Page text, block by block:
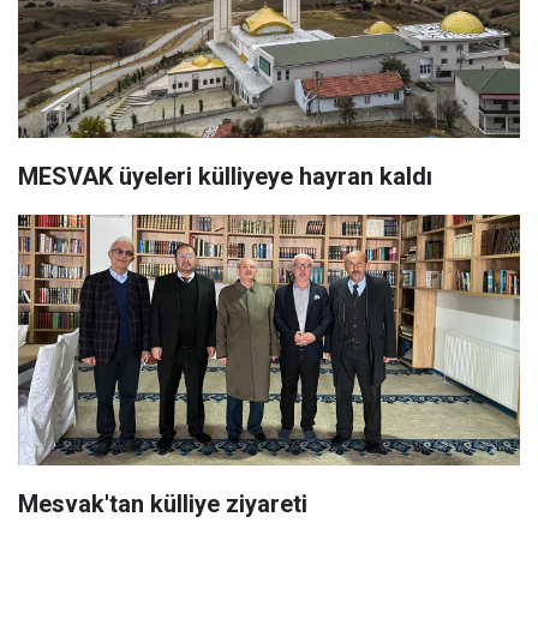
MESVAK üyeleri külliyeye hayran kaldı
Mesvak'tan külliye ziyareti